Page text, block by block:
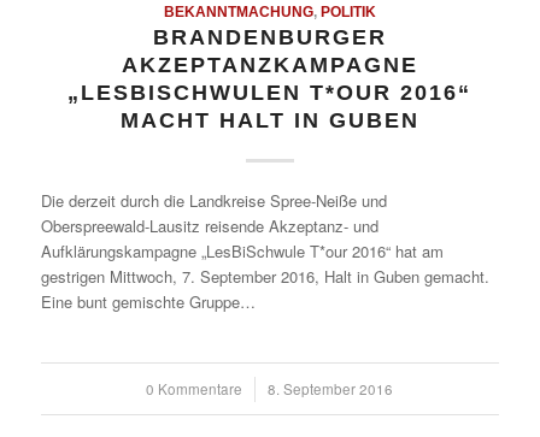
BEKANNTMACHUNG, POLITIK
BRANDENBURGER
AKZEPTANZKAMPAGNE
„LESBISCHWULEN T*OUR 2016“
MACHT HALT IN GUBEN
Die derzeit durch die Landkreise Spree-Neiße und
Oberspreewald-Lausitz reisende Akzeptanz- und
Aufklärungskampagne „LesBiSchwule T*our 2016“ hat am
gestrigen Mittwoch, 7. September 2016, Halt in Guben gemacht.
Eine bunt gemischte Gruppe…
0 Kommentare
/ 8. September 2016